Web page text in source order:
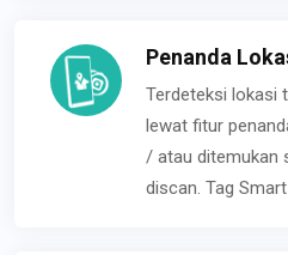
Penanda
Terdeteksi lokasi
lewat fitur
/ atau ditemukan
discan. Tag